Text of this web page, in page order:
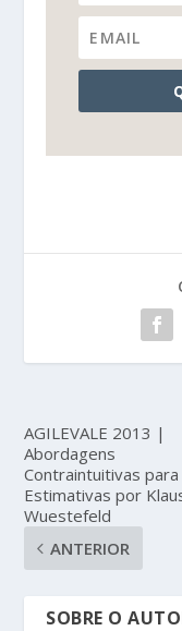
AGILEVALE 2013 |
Abordagens
Contraintuitivas para
Estimativas por
Wuestefeld
ANTERIOR
SOBRE O